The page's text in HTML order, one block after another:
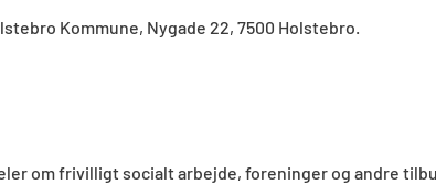
Kommune, Nygade 22, 7500 Holstebro.
om frivilligt socialt arbejde, foreninger og andre